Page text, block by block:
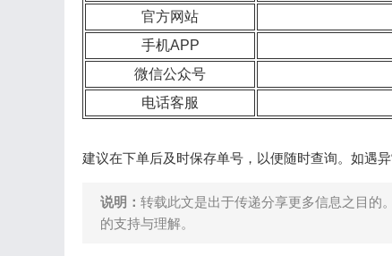
官方网站
手机APP
微信公众号
电话客服
建议在下单后及时保存单号，以便随时查询。如遇
说明： 转载此文是出于传递分享更多信息之目的
的支持与理解。